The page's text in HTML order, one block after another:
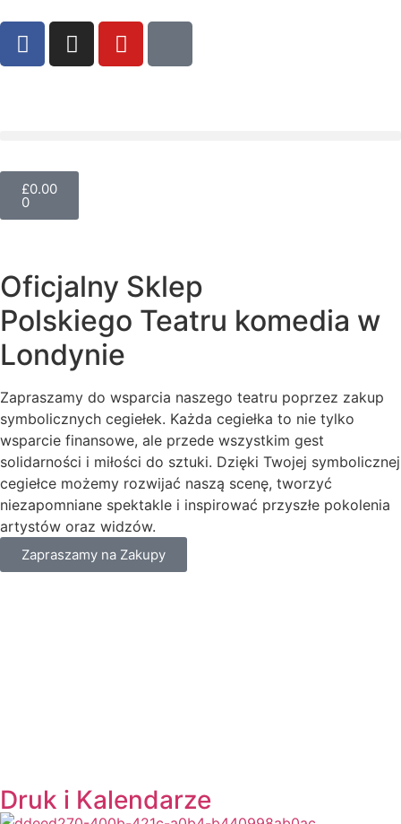
£0.00
0
Oficjalny Sklep
Polskiego Teatru komedia w
Londynie
Zapraszamy do wsparcia naszego teatru poprzez zakup
symbolicznych cegiełek. Każda cegiełka to nie tylko
wsparcie finansowe, ale przede wszystkim gest
solidarności i miłości do sztuki. Dzięki Twojej symbolicznej
cegiełce możemy rozwijać naszą scenę, tworzyć
niezapomniane spektakle i inspirować przyszłe pokolenia
artystów oraz widzów.
Zapraszamy na Zakupy
Druk i Kalendarze